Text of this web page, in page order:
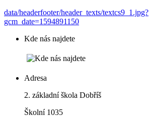
data/headerfooter/header_texts/textcs9_1.jpg?
gcm_date=1594891150
Kde nás najdete
Adresa
2. základní škola Dobříš
Školní 1035